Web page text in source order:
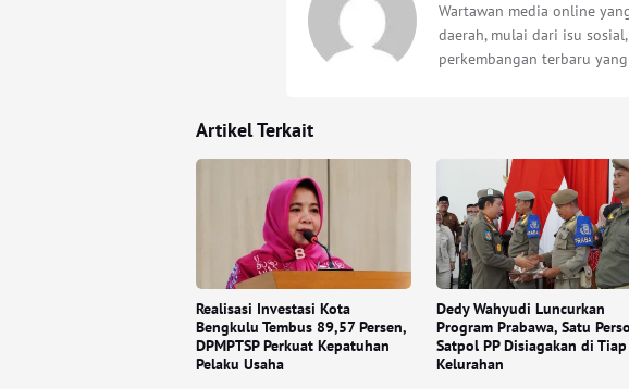
Wartawan media online
daerah, mulai dari isu
perkembangan terbaru
Artikel Terkait
Realisasi Investasi Kota
Bengkulu Tembus 89,57 Persen,
DPMPTSP Perkuat Kepatuhan
Pelaku Usaha
Dedy Wahyudi Luncurkan
Program Prabawa, Satu
Satpol PP Disiagakan di Tiap
Kelurahan